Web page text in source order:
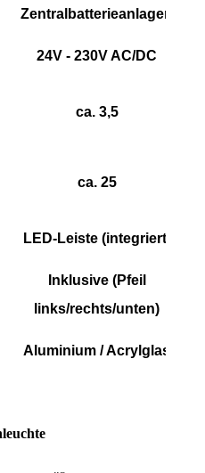
Zentralbatterieanlagen
24V - 230V AC/DC
ca. 3,5
ca. 25
LED-Leiste (integriert)
Inklusive (Pfeil
links/rechts/unten)
Aluminium / Acrylglas